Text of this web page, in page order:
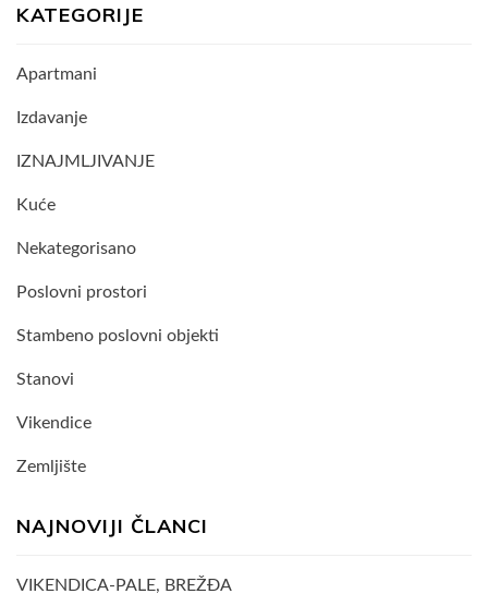
KATEGORIJE
Apartmani
Izdavanje
IZNAJMLJIVANJE
Kuće
Nekategorisano
Poslovni prostori
Stambeno poslovni objekti
Stanovi
Vikendice
Zemljište
NAJNOVIJI ČLANCI
VIKENDICA-PALE, BREŽĐA